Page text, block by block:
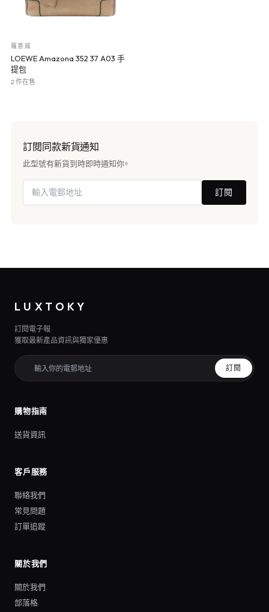
羅意威
LOEWE Amazona 352 37 A03 手
提包
2 件在售
訂閱同款新貨通知
此型號有新貨到時即時通知你。
訂閱
LUXTOKY
訂閱電子報
獲取最新產品資訊與獨家優惠
訂閱
購物指南
送貨資訊
客戶服務
聯絡我們
常見問題
訂單追蹤
關於我們
關於我們
部落格